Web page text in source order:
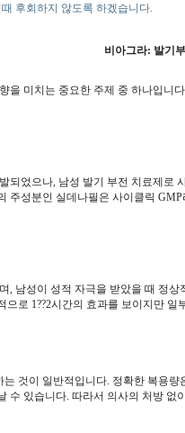
후회하지 않도록 하겠습니다.
비아그라: 발기
미치는 중요한 주제 중 하나입니
었으나, 남성 발기 부전 치료제로
주성분인 실데나필은 사이클릭
성이 성적 자극을 받았을 때 정상
로 1??2시간의 효과를 보이지만
것이 일반적입니다. 정확한 복용량
수 있습니다. 따라서 의사의 처방 없